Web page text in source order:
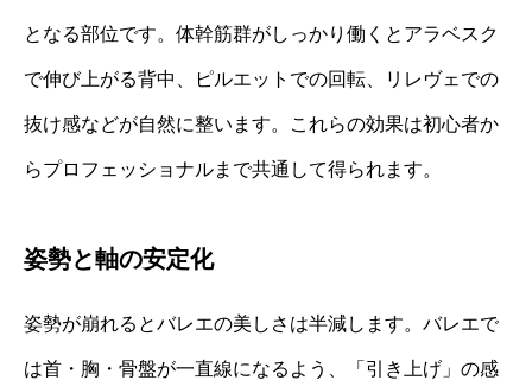
となる部位です。体幹筋群がしっかり働くとアラベスク
で伸び上がる背中、ピルエットでの回転、リレヴェでの
抜け感などが自然に整います。これらの効果は初心者か
らプロフェッショナルまで共通して得られます。
姿勢と軸の安定化
姿勢が崩れるとバレエの美しさは半減します。バレエで
は首・胸・骨盤が一直線になるよう、「引き上げ」の感